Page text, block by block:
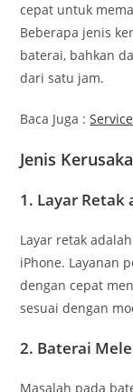
cepat untuk
Beberapa jenis
baterai, bahkan
dari satu jam.
Baca Juga :
Jenis
1. Layar Retak
Layar retak
iPhone. Layanan
dengan cepat
sesuai dengan
2. Baterai
Masalah pada